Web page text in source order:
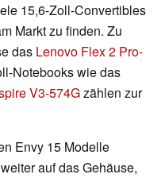
15,6-Zoll-Convertibles
Markt zu finden. Zu
das Lenovo Flex 2 Pro-
Notebooks wie das
V3-574Gzählen zur
Envy 15 Modelle
auf das Gehäuse,